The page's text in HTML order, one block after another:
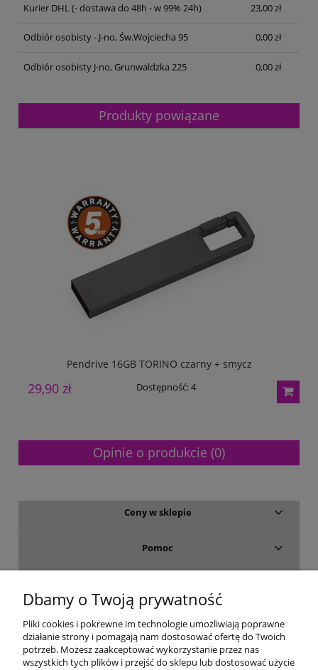
Kurier DHL(- dostawa do 48h - w 99% 24h) 23,00 zł
Odbiór osobisty - J-no, Św.Wojciecha 95 0,00 zł
Odbiór osobisty J-no, Grunwaldzka 225 0,00 zł
Produkty powiązane
Pendrive 16GB TORINO czarny + smycz
29,90 zł Dostępność:4
Opinie o produkcie (0)
Ceny w sklepie
Pomoc
Moje konto
Gwarancja i zwroty
Dbamy o Twoją prywatność
Pliki cookies i pokrewne im technologie umożliwiają poprawne
działanie strony i pomagają nam dostosować ofertę do Twoich
potrzeb. Możesz zaakceptować wykorzystanie przez nas
wszystkich tych plików i przejść do sklepu lub dostosować użycie